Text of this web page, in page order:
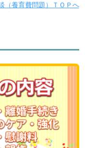
（養育費問題）ＴＯＰへ